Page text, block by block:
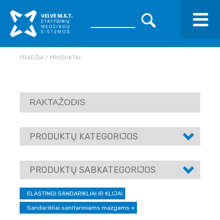
PRADŽIA PRODUKTAI
PRODUKTŲ KATEGORIJOS
PRODUKTŲ SABKATEGORIJOS
ELASTINGI SANDARIKLIAI IR KLIJAI
Sandarikliai sanitariniams mazgams ×